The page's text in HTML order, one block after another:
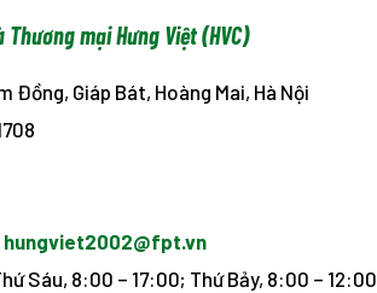
mại Hưng Việt (HVC)
Đồng, Giáp Bát, Hoàng Mai, Hà Nội
hungviet2002@fpt.vn
Sáu, 8:00 – 17:00; Thứ Bảy, 8:00 – 12:00